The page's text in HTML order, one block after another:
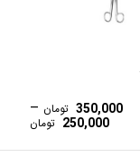
350,000 تومان –
250,000 تومانPrice